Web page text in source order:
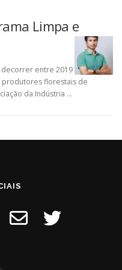
Limpa e
decorrer entre 2019
produtores florestais de
da Indústria …